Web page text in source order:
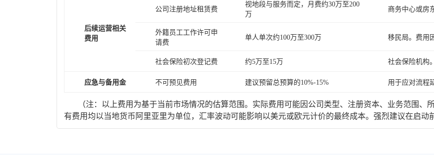
后续运营相关
费用
公司注册地址租赁费
视地段与服务而定，月费约30万至200
万
商务中心或房
外籍员工工作许可申
请费
单人单次约100万至300万 移民局。费用
社会保险初次登记费 约5万至15万 社会保险机构
应急与备用金 不可预见费用 建议预留总预算的10%-15% 用于应对流程
（注：以上费用为基于当前市场情况的估算范围。实际费用可能因公司类型、注册资本、业务范围、
有费用均以当地货币阿里亚里为单位，汇率波动可能影响以美元或欧元计价的最终成本。强烈建议在启动